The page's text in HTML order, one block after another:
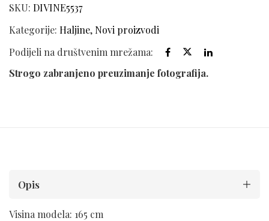
SKU: DIVINE5537
Kategorije: Haljine, Novi proizvodi
Podijeli na društvenim mrežama:
Strogo zabranjeno preuzimanje fotografija.
Opis
Visina modela: 165 cm